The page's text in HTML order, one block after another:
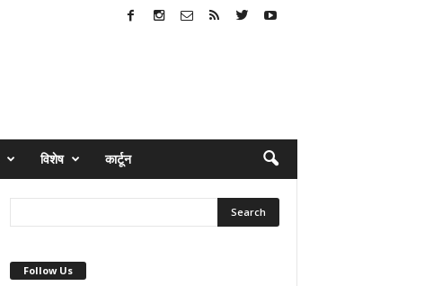
विशेष कार्टून
Follow Us